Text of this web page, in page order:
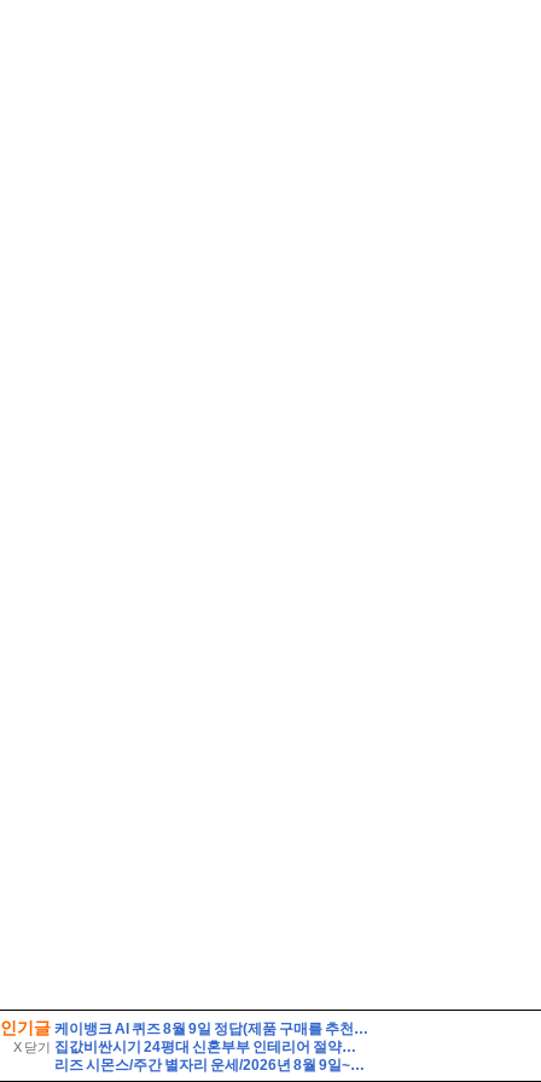
인기글
X 닫기
케이뱅크 AI 퀴즈 8월 9일 정답(제품 구매를 추천하는 대신, 제품의 단점까지 솔직하게 리뷰하여 과소비를 경계하는 인플루언서 유형은?)
집값비싼시기 24평대 신혼부부 인테리어 절약기회
리즈 시몬스/주간 별자리 운세/2026년 8월 9일~8월 15일/쌍둥이·게·사자·처녀자리